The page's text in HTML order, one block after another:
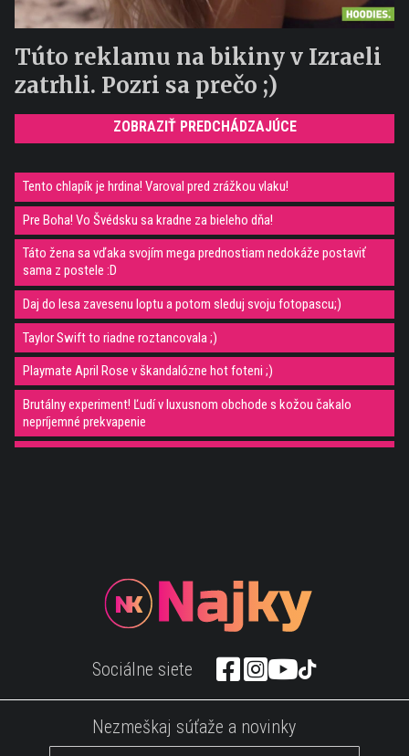
Túto reklamu na bikiny v Izraeli
zatrhli. Pozri sa prečo ;)
ZOBRAZIŤ PREDCHÁDZAJÚCE
Tento chlapík je hrdina! Varoval pred zrážkou vlaku!
Pre Boha! Vo Švédsku sa kradne za bieleho dňa!
Táto žena sa vďaka svojím mega prednostiam nedokáže postaviť
sama z postele :D
Daj do lesa zavesenu loptu a potom sleduj svoju fotopascu;)
Taylor Swift to riadne roztancovala ;)
Playmate April Rose v škandalózne hot foteni ;)
Brutálny experiment! Ľudí v luxusnom obchode s kožou čakalo
nepríjemné prekvapenie
Ďalšie šokujúce video, ktoré ťa donúti rozmýšľať....
Reakcia huskyho na čas kúpania je nebezpečne zábavná ;)
CHALANI, ZAMKNITE SI IZBU A POZRITE SI TOTO HOT VIDEO!
Hlasujte! Je toto video so spide girl v obtiahnutých legínach naozaj
Sociálne siete
Nezmeškaj súťaže a novinky